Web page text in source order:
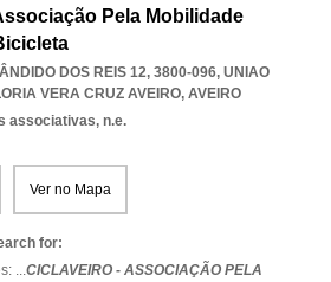
Pela Mobilidade
DOS REIS 12, 3800-096, UNIAO
VERA CRUZ AVEIRO, AVEIRO
associativas, n.e.
Ver no Mapa
for:
...CICLAVEIRO - ASSOCIAÇÃO PELA